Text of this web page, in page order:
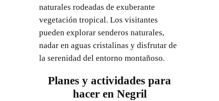
naturales rodeadas de exuberante
vegetación tropical. Los visitantes
pueden explorar senderos naturales,
nadar en aguas cristalinas y disfrutar de
la serenidad del entorno montañoso.
Planes y actividades para
hacer en Negril